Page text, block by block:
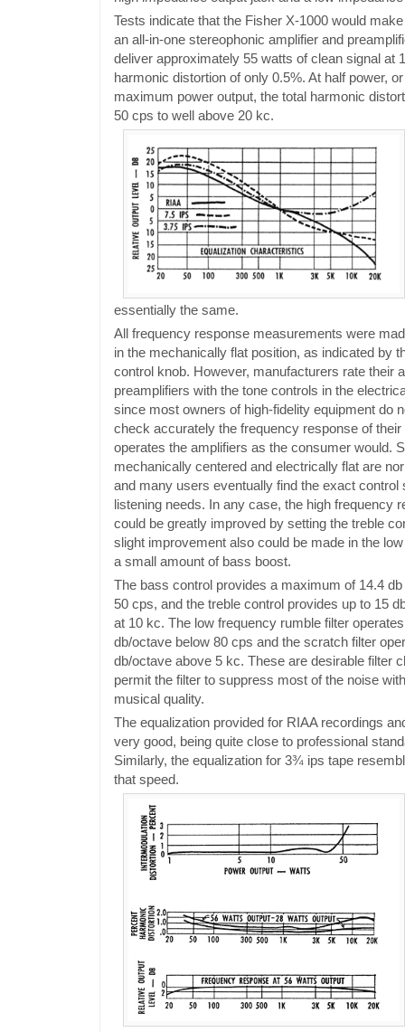
Tests indicate that the Fisher X-1000 would
an all-in-one stereophonic amplifier and
deliver approximately 55 watts of clean signal at
harmonic distortion of only 0.5%. At half power,
maximum power output, the total harmonic
50 cps to well above 20 kc.
essentially the same.
All frequency response measurements were
in the mechanically flat position, as indicated by
control knob. However, manufacturers rate their
preamplifiers with the tone controls in the
since most owners of high-fidelity equipment do
check accurately the frequency response of
operates the amplifiers as the consumer would.
mechanically centered and electrically flat are
and many users eventually find the exact control
listening needs. In any case, the high frequency
could be greatly improved by setting the treble
slight improvement also could be made in the
a small amount of bass boost.
The bass control provides a maximum of 14.4
50 cps, and the treble control provides up to 15
at 10 kc. The low frequency rumble filter
db/octave below 80 cps and the scratch filter
db/octave above 5 kc. These are desirable filter
permit the filter to suppress most of the noise
musical quality.
The equalization provided for RIAA recordings
very good, being quite close to professional
Similarly, the equalization for 3¾ ips tape
that speed.